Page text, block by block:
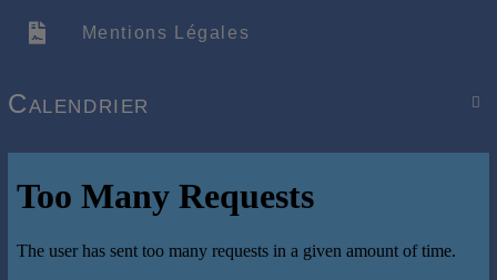
Mentions Légales

Calendrier